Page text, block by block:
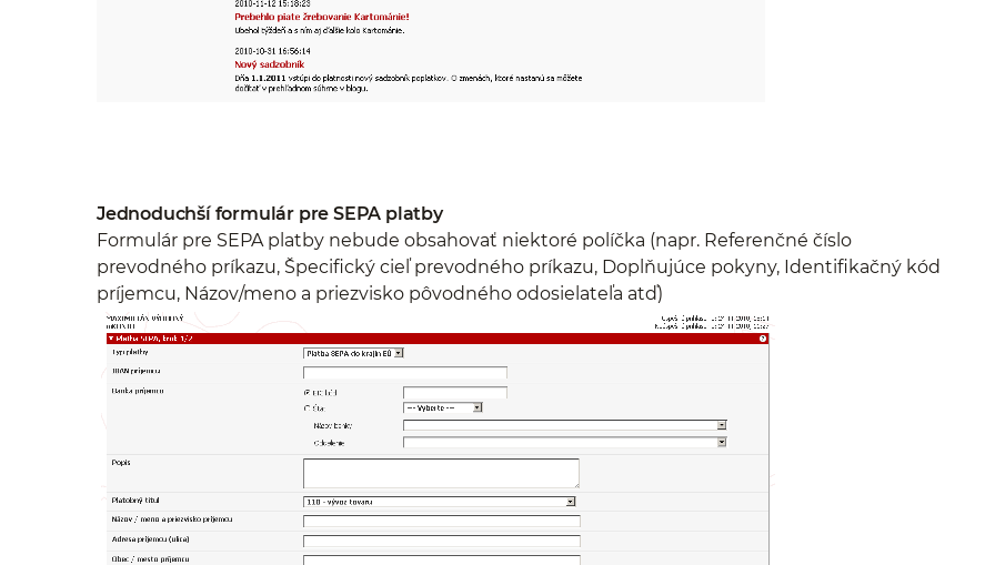
Jednoduchší formulár pre SEPA platby
Formulár pre SEPA platby nebude obsahovať niektoré políčka (napr. Referenčné číslo
prevodného príkazu, Špecifický cieľ prevodného príkazu, Doplňujúce pokyny, Identifikačný kód
príjemcu, Názov/meno a priezvisko pôvodného odosielateľa atď)